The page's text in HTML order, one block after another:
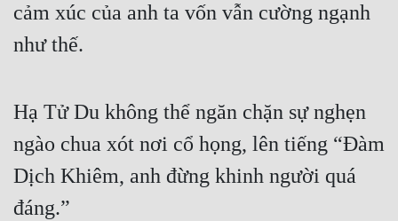
cảm xúc của anh ta vốn vẫn cường ngạnh
như thế.
Hạ Tử Du không thể ngăn chặn sự nghẹn
ngào chua xót nơi cổ họng, lên tiếng “Đàm
Dịch Khiêm, anh đừng khinh người quá
đáng.”